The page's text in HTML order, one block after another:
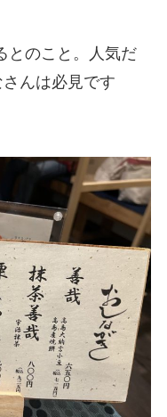
とのこと。人気だ
さんは必見です